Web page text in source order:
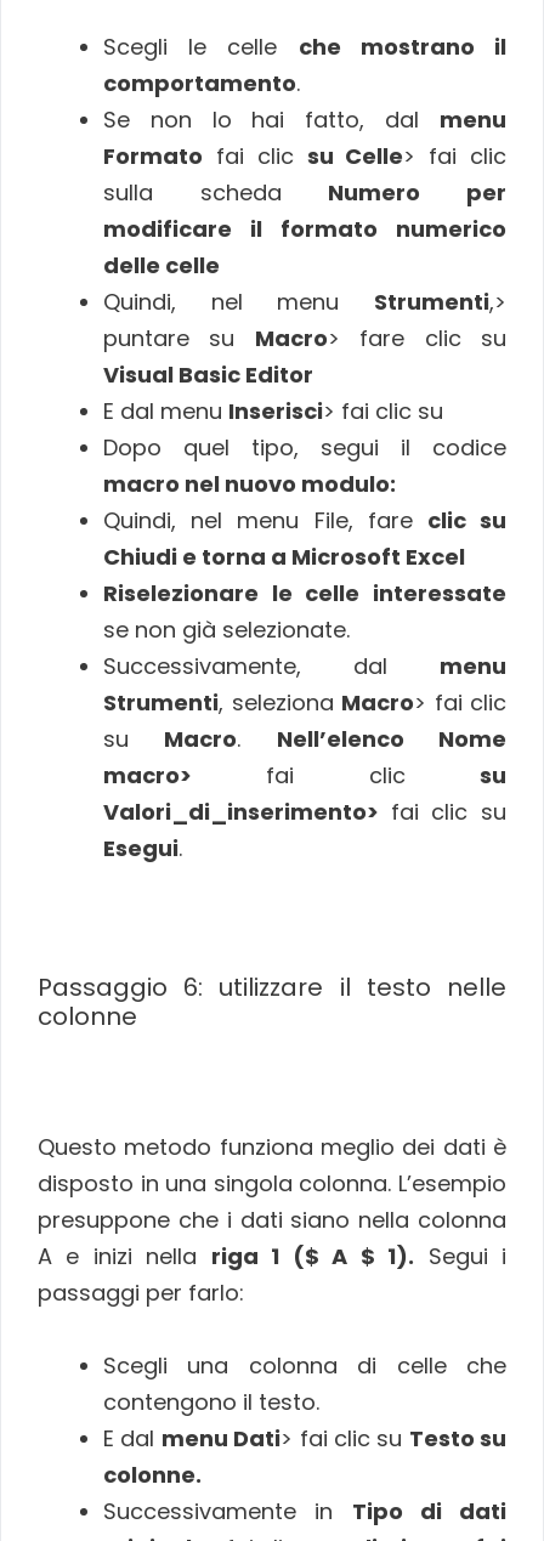
Scegli le celle che mostrano il
comportamento.
Se non lo hai fatto, dal menu
Formato fai clic su Celle> fai clic
sulla scheda Numero per
modificare il formato numerico
delle celle
Quindi, nel menu Strumenti,>
puntare su Macro> fare clic su
Visual Basic Editor
E dal menu Inserisci> fai clic su
Dopo quel tipo, segui il codice
macro nel nuovo modulo:
Quindi, nel menu File, fare clic su
Chiudi e torna a Microsoft Excel
Riselezionare le celle interessate
se non già selezionate.
Successivamente, dal menu
Strumenti, seleziona Macro> fai clic
su Macro. Nell’elenco Nome
macro> fai clic su
Valori_di_inserimento> fai clic su
Esegui.
Passaggio 6: utilizzare il testo nelle
colonne
Questo metodo funziona meglio dei dati è
disposto in una singola colonna. L’esempio
presuppone che i dati siano nella colonna
A e inizi nella riga 1 ($ A $ 1). Segui i
passaggi per farlo:
Scegli una colonna di celle che
contengono il testo.
E dal menu Dati> fai clic su Testo su
colonne.
Successivamente in Tipo di dati